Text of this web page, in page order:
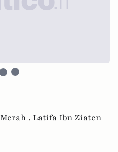
, Latifa Ibn Ziaten